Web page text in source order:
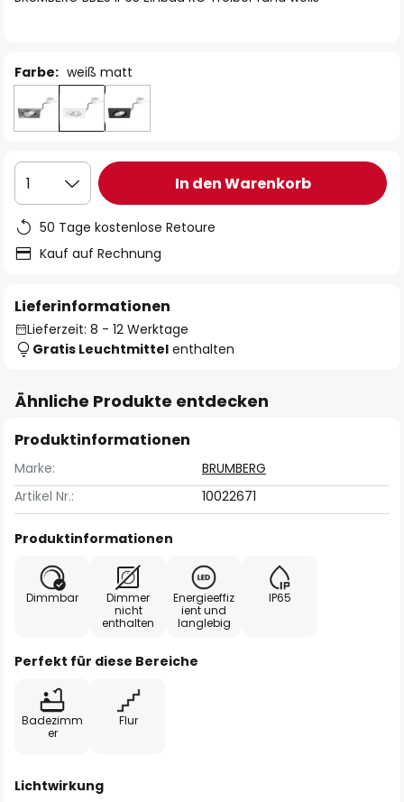
Farbe: weiß matt
1 In den Warenkorb
50 Tage kostenlose Retoure
Kauf auf Rechnung
Lieferinformationen
Lieferzeit: 8 - 12 Werktage
Gratis Leuchtmittel enthalten
Ähnliche Produkte entdecken
Produktinformationen
Marke:
BRUMBERG
Artikel Nr.:
10022671
Produktinformationen
Dimmbar
Dimmer
nicht
enthalten
Energieeffiz
ient und
langlebig
IP65
Perfekt für diese Bereiche
Badezimm
er
Flur
Lichtwirkung